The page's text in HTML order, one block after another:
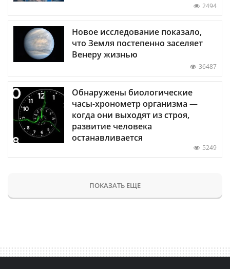
2494
Новое исследование показало,
что Земля постепенно заселяет
Венеру жизнью
36487
Обнаружены биологические
часы-хронометр организма —
когда они выходят из строя,
развитие человека
останавливается
5249
ПОКАЗАТЬ ЕЩЕ